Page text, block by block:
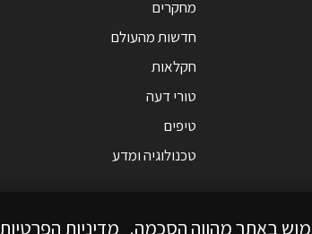
מחקרים
חדשות מהעולם
חקלאות
טורי דעה
טיפים
טכנולוגיה ומדע
באתר מהווה הסכמה. מדיניות הפרטיות